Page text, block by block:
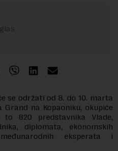
se održati od 8. do 10. marta
na Kopaoniku, okupiće
820 predstavnika Vlade,
diplomata, ekonomskih
eksperata i